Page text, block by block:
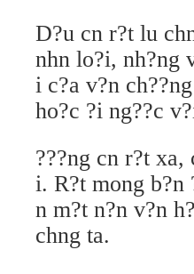
D?u cn r?t lu
nhn lo?i, nh?ng
i c?a v?n
ho?c ?i ng??c
???ng cn r?t
i. R?t mong
n m?t n?n v?n
chng ta.